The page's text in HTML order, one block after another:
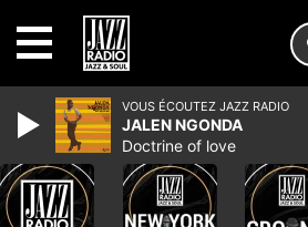
VOUS ÉCOUTEZ JAZZ RADIO
JALEN NGONDA
Doctrine of love